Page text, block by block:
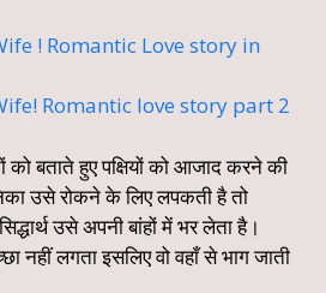
! Romantic Love story in
Romantic love story part 2
को बताते हुए पक्षियों को आजाद करने की
उसे रोकने के लिए लपकती है तो
उसे अपनी बांहों में भर लेता है।
नहीं लगता इसलिए वो वहाँ से भाग जाती